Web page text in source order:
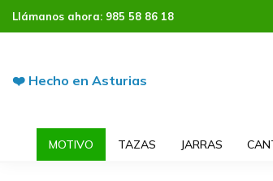
Llámanos ahora: 985 58 86 18
❤️ Hecho en Asturias
MOTIVO TAZAS JARRAS